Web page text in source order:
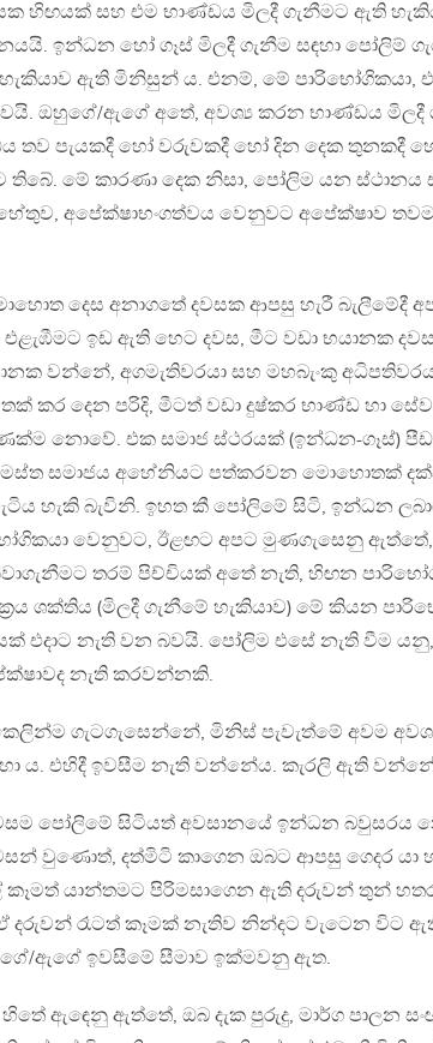
හිඟයක් සහ එම භාණ්ඩය මිලදී ගැනීමට ඇති
ඉන්ධන හෝ ගෑස් මිලදී ගැනීම සඳහා පෝලිම්
ඇති මිනිසුන් ය. එනම්, මේ පාරිභෝගිකයා,
ඔහුගේ/ඇගේ අතේ, අවශ්‍ය කරන භාණ්ඩය මිලදී
තව පැයකදී හෝ වරුවකදී හෝ දින දෙක තුනකදී
මේ කාරණා දෙක නිසා, පෝලිම යන ස්ථානය
අපේක්ෂාභංගත්වය වෙනුවට අපේක්ෂාව
දෙස අනාගතේ දවසක ආපසු හැරී බැලීමේදී
ඉඩ ඇති හෙට දවස, මීට වඩා භයානක
වන්නේ, අගමැතිවරයා සහ මහබැංකු
කර දෙන පරිදි, මීටත් වඩා දුෂ්කර භාණ්ඩ හා
නොවේ. එක සමාජ ස්ථරයක් (ඉන්ධන-ගෑස්)
සමාජය අහේනියට පත්කරවන මොහොතක්
හැකි බැවිනි. ඉහත කී පෝලිමේ සිටි, ඉන්ධන
වෙනුවට, ඊළඟට අපට මුණගැසෙනු
තරම් පිච්චියක් අතේ නැති, හිඟන
ශක්තිය (මිලදී ගැනීමේ හැකියාව) මේ කියන
එදාට නැති වන බවයි. පෝලිම එසේ නැති වීම
නැති කරවන්නකි.
ගැටගැසෙන්නේ, මිනිස් පැවැත්මේ අවම
ය. එහිදී ඉවසීම නැති වන්නේය. කැරලි ඇති
පෝලිමේ සිටියත් අවසානයේ ඉන්ධන
වුණොත්, දත්මිටි කාගෙන ඔබට ආපසු ගෙදර යා
කෑමත් යාන්තමට පිරිමසාගෙන ඇති දරුවන් තුන්
රෑටත් කෑමක් නැතිව නින්දට වැටෙන විට
ඇගේ ඉවසීමේ සීමාව ඉක්මවනු ඇත.
ඇඳෙනු ඇත්තේ, ඔබ දැක පුරුදු, මාර්ග පාලන